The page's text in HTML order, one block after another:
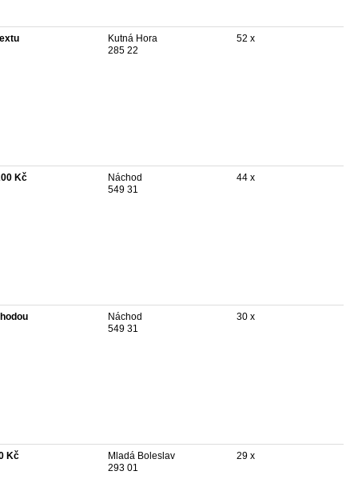
Kutná Hora
285 22
52 x
Kč
Náchod
549 31
44 x
Náchod
549 31
30 x
Kč
Mladá Boleslav
293 01
29 x